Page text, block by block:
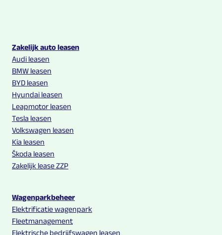
Multilease links en contact informatie
Zakelijk auto leasen
Audi leasen
BMW leasen
BYD leasen
Hyundai leasen
Leapmotor leasen
Tesla leasen
Volkswagen leasen
Kia leasen
Škoda leasen
Zakelijk lease ZZP
Wagenparkbeheer
Elektrificatie wagenpark
Fleetmanagement
Elektrische bedrijfswagen leasen